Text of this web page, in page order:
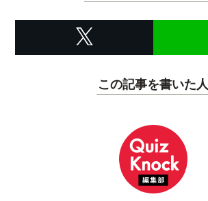
この記事を書いた人